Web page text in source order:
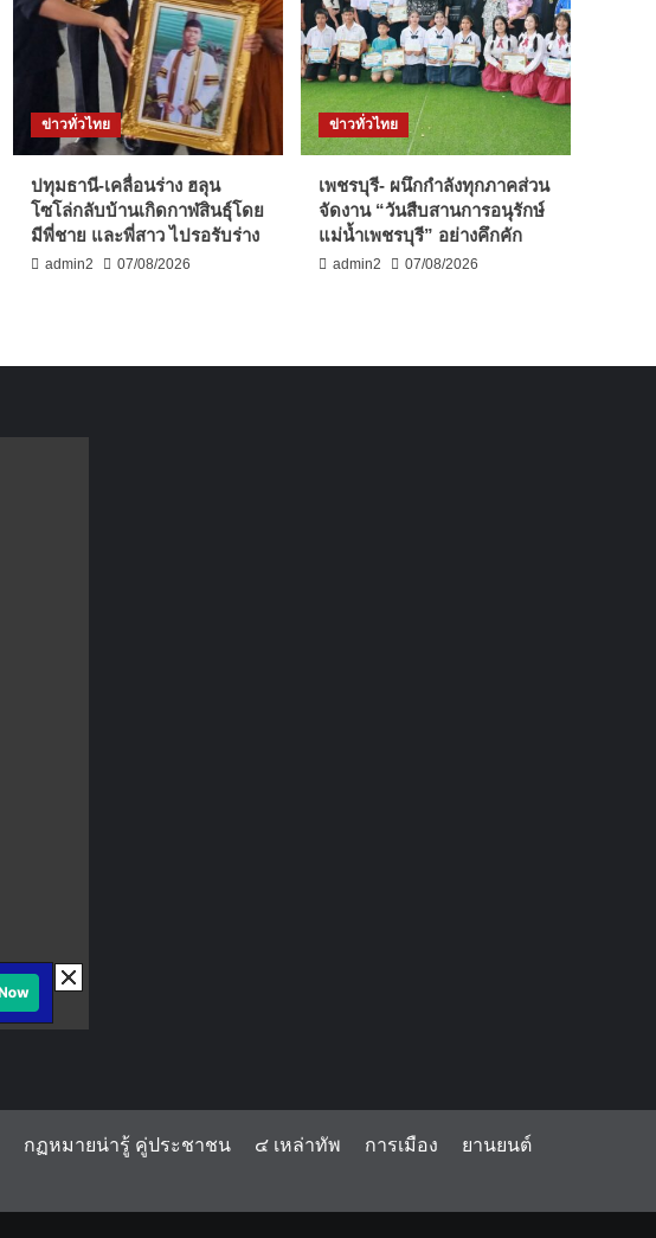
ข่าวทั่วไทย
ปทุมธานี-เคลื่อนร่าง ฮลุน
โซโล่กลับบ้านเกิดกาฬสินธุ์โดย
มีพี่ชาย และพี่สาว ไปรอรับร่าง
admin2 07/08/2026
ข่าวทั่วไทย
เพชรบุรี- ผนึกกำลังทุกภาคส่วน
จัดงาน “วันสืบสานการอนุรักษ์
แม่น้ำเพชรบุรี” อย่างคึกคัก
admin2 07/08/2026
กฏหมายน่ารู้ คู่ประชาชน ๔ เหล่าทัพ การเมือง
ยานยนต์